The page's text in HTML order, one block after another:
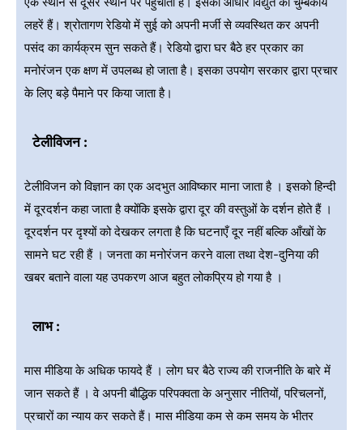
लहरें हैं। श्रोतागण रेडियो में सुई को अपनी मर्जी से व्यवस्थित कर अपनी
पसंद का कार्यक्रम सुन सकते हैं। रेडियो द्वारा घर बैठे हर प्रकार का
मनोरंजन एक क्षण में उपलब्ध हो जाता है। इसका उपयोग सरकार द्वारा प्रचार
के लिए बड़े पैमाने पर किया जाता है।
टेलीविजन :
टेलीविजन को विज्ञान का एक अदभुत आविष्कार माना जाता है । इसको हिन्दी
में दूरदर्शन कहा जाता है क्योंकि इसके द्वारा दूर की वस्तुओं के दर्शन होते हैं ।
दूरदर्शन पर दृश्यों को देखकर लगता है कि घटनाएँ दूर नहीं बल्कि आँखों के
सामने घट रही हैं । जनता का मनोरंजन करने वाला तथा देश-दुनिया की
खबर बताने वाला यह उपकरण आज बहुत लोकप्रिय हो गया है ।
लाभ :
मास मीडिया के अधिक फायदे हैं । लोग घर बैठे राज्य की राजनीति के बारे में
जान सकते हैं । वे अपनी बौद्धिक परिपक्वता के अनुसार नीतियों, परिचलनों,
प्रचारों का न्याय कर सकते हैं। मास मीडिया कम से कम समय के भीतर